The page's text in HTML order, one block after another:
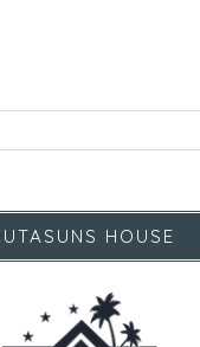
UTASUNS HOUSE